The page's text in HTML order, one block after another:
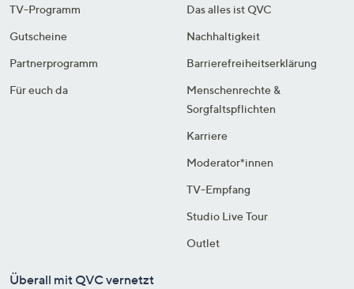
TV-Programm
Gutscheine
Partnerprogramm
Für euch da
Das alles ist QVC
Nachhaltigkeit
Barrierefreiheitserklärung
Menschenrechte &
Sorgfaltspflichten
Karriere
Moderator*innen
TV-Empfang
Studio Live Tour
Outlet
Überall mit QVC vernetzt